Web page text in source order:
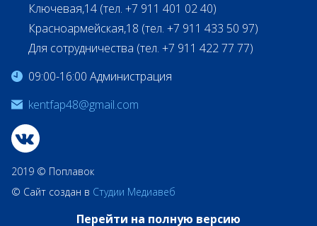
Ключевая,14 (тел. +7 911 401 02 40)
Красноармейская,18 (тел. +7 911 433 50 97)
Для сотрудничества (тел. +7 911 422 77 77)
09:00-16:00 Администрация
kentfap48@gmail.com
2019 © Поплавок
© Сайт создан в Студии Медиавеб
Перейти на полную версию